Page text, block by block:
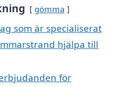
gömma
som är specialiserat
hjälpa till
för